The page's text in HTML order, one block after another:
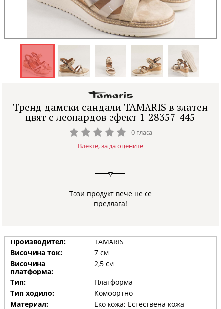
Тренд дамски сандали TAMARIS в златен
цвят с леопардов ефект 1-28357-445
0 гласа
Влезте, за да оцените
Този продукт вече не се
предлага!
Производител:
TAMARIS
Височина ток:
7 см
Височина
платформа:
2,5 см
Тип:
Платформа
Тип ходило:
Комфортно
Материал:
Еко кожа; Естествена кожа